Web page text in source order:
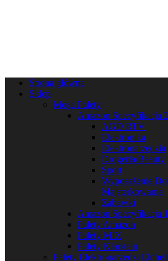
Strona główna
Sklep
Mega Palety
Amazon Specyfikacja
AGD RTV
Elektronika
Elektronarzędzia
Drogeria/Beauty
Sport
Wyposażenie
Majsterkowanie
Zabawki
Amazon Specyfikacja
Palety Amazon
Palety MIX
Palety Klarstein
Palety Elektronarzędzi Einhell